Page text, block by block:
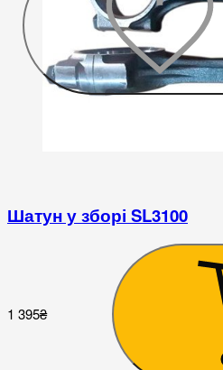
Шатун у зборі SL3100
1 395₴